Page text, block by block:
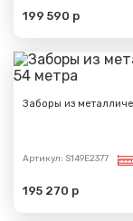
199 590 р
Заборы из
Артикул: S149E2377
195 270 р